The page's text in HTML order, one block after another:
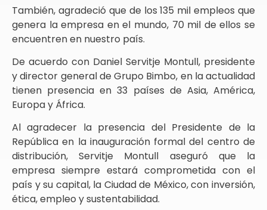
También, agradeció que de los 135 mil empleos que
genera la empresa en el mundo, 70 mil de ellos se
encuentren en nuestro país.
De acuerdo con Daniel Servitje Montull, presidente
y director general de Grupo Bimbo, en la actualidad
tienen presencia en 33 países de Asia, América,
Europa y África.
Al agradecer la presencia del Presidente de la
República en la inauguración formal del centro de
distribución, Servitje Montull aseguró que la
empresa siempre estará comprometida con el
país y su capital, la Ciudad de México, con inversión,
ética, empleo y sustentabilidad.